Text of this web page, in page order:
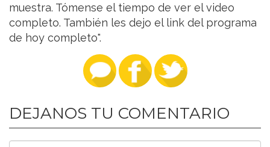
muestra. Tómense el tiempo de ver el video
completo. También les dejo el link del programa
de hoy completo".
DEJANOS TU COMENTARIO